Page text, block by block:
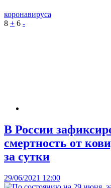
коронавируса
8 + 6 -
В России
смертность от
за сутки
29/06/2021 12:00